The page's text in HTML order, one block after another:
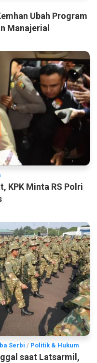
Ubah Program
Manajerial
KPK Minta RS Polri
Serbi / Politik & Hukum
saat Latsarmil,